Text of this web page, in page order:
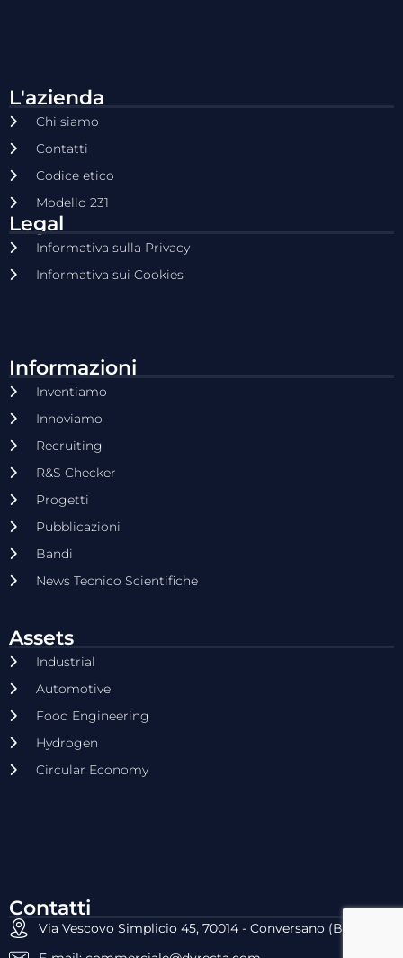
L'azienda
Chi siamo
Contatti
Codice etico
Modello 231
Legal
Informativa sulla Privacy
Informativa sui Cookies
Informazioni
Inventiamo
Innoviamo
Recruiting
R&S Checker
Progetti
Pubblicazioni
Bandi
News Tecnico Scientifiche
Assets
Industrial
Automotive
Food Engineering
Hydrogen
Circular Economy
Contatti
Via Vescovo Simplicio 45, 70014 - Conversano (BA)